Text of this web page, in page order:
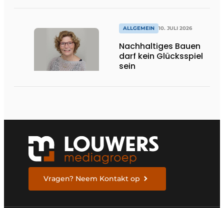
ALLGEMEIN 10. JULI 2026
Nachhaltiges Bauen
darf kein Glücksspiel
sein
Vragen? Neem Kontakt op